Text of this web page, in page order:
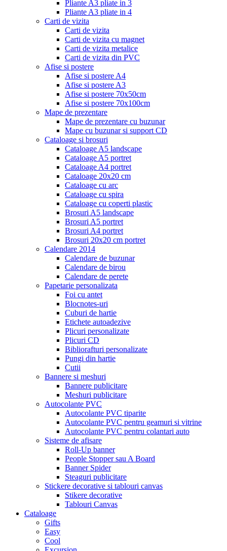
Pliante A3 pliate in 3
Pliante A3 pliate in 4
Carti de vizita
Carti de vizita
Carti de vizita cu magnet
Carti de vizita metalice
Carti de vizita din PVC
Afise si postere
Afise si postere A4
Afise si postere A3
Afise si postere 70x50cm
Afise si postere 70x100cm
Mape de prezentare
Mape de prezentare cu buzunar
Mape cu buzunar si support CD
Cataloage si brosuri
Cataloage A5 landscape
Cataloage A5 portret
Cataloage A4 portret
Cataloage 20x20 cm
Cataloage cu arc
Cataloage cu spira
Cataloage cu coperti plastic
Brosuri A5 landscape
Brosuri A5 portret
Brosuri A4 portret
Brosuri 20x20 cm portret
Calendare 2014
Calendare de buzunar
Calendare de birou
Calendare de perete
Papetarie personalizata
Foi cu antet
Blocnotes-uri
Cuburi de hartie
Etichete autoadezive
Plicuri personalizate
Plicuri CD
Bibliorafturi personalizate
Pungi din hartie
Cutii
Bannere si meshuri
Bannere publicitare
Meshuri publicitare
Autocolante PVC
Autocolante PVC tiparite
Autocolante PVC pentru geamuri si vitrine
Autocolante PVC pentru colantari auto
Sisteme de afisare
Roll-Up banner
People Stopper sau A Board
Banner Spider
Steaguri publicitare
Stickere decorative si tablouri canvas
Stikere decorative
Tablouri Canvas
Cataloage
Gifts
Easy
Cool